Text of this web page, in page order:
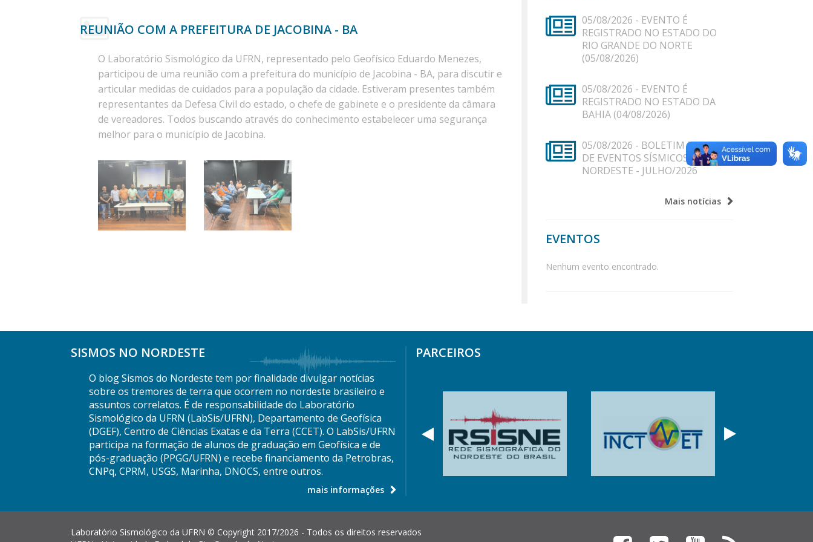
REUNIÃO COM A PREFEITURA DE JACOBINA - BA
O Laboratório Sismológico da UFRN, representado pelo Geofísico Eduardo Menezes,
participou de uma reunião com a prefeitura do município de Jacobina - BA, para discutir e
articular medidas de cuidados para a população da cidade. Estiveram presentes também
representantes da Defesa Civil do estado, o chefe de gabinete e o presidente da câmara
de vereadores. Todos buscando através do conhecimento estabelecer uma segurança
melhor para o município de Jacobina.
05/08/2026
EVENTO É
REGISTRADO NO ESTADO DO
RIO GRANDE DO NORTE
(05/08/2026)
05/08/2026
EVENTO É
REGISTRADO NO ESTADO DA
BAHIA (04/08/2026)
05/08/2026
BOLETIM MENSAL
DE EVENTOS SÍSMICOS DO
NORDESTE - JULHO/2026
Mais notícias
EVENTOS
Nenhum evento encontrado.
SISMOS NO NORDESTE
O blog Sismos do Nordeste tem por finalidade divulgar notícias
sobre os tremores de terra que ocorrem no nordeste brasileiro e
assuntos correlatos. É de responsabilidade do Laboratório
Sismológico da UFRN (LabSis/UFRN), Departamento de Geofísica
(DGEF), Centro de Ciências Exatas e da Terra (CCET). O LabSis/UFRN
participa na formação de alunos de graduação em Geofísica e de
pós-graduação (PPGG/UFRN) e recebe financiamento da Petrobras,
CNPq, CPRM, USGS, Marinha, DNOCS, entre outros.
mais informações
PARCEIROS
Anterior Próximo
Laboratório Sismológico da UFRN © Copyright 2017/2026 - Todos os direitos reservados